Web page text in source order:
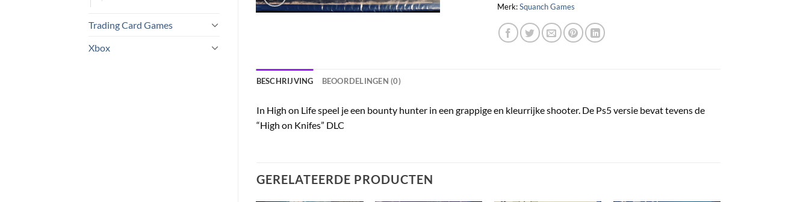
Trading Card Games
Xbox
Merk:Squanch Games
BESCHRIJVING BEOORDELINGEN (0)
In High on Life speel je een bounty hunter in een grappige en kleurrijke shooter. De Ps5 versie bevat tevens de
“High on Knifes” DLC
GERELATEERDE PRODUCTEN